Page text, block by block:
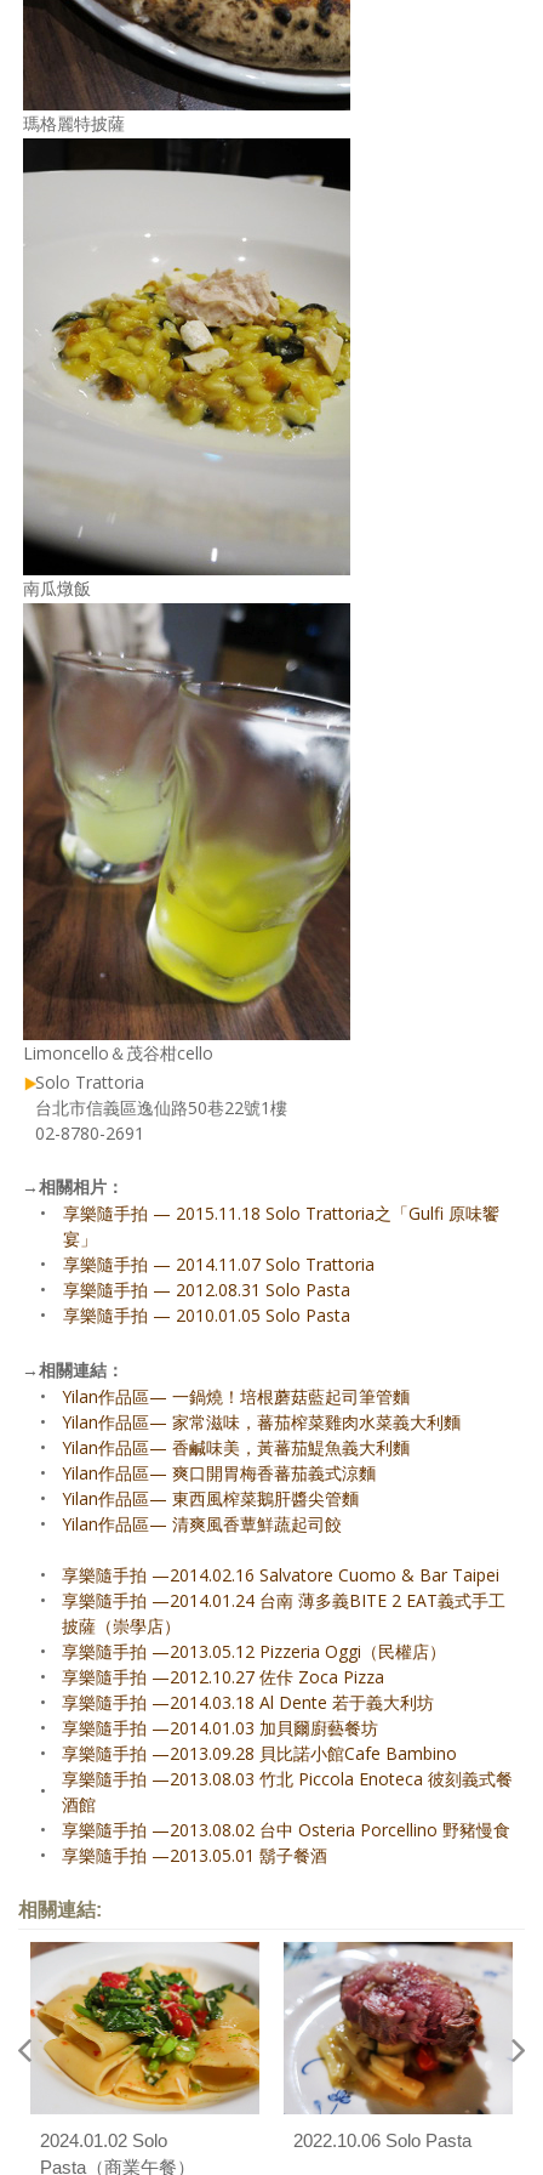
瑪格麗特披薩
南瓜燉飯
Limoncello＆茂谷柑cello
Solo Trattoria
台北市信義區逸仙路50巷22號1樓
02-8780-2691
→相關相片：
•
享樂隨手拍 — 2015.11.18 Solo Trattoria之「Gulfi 原味饗
宴」
•
享樂隨手拍 — 2014.11.07 Solo Trattoria
•
享樂隨手拍 — 2012.08.31 Solo Pasta
•
享樂隨手拍 — 2010.01.05 Solo Pasta
→相關連結：
•
Yilan作品區— 一鍋燒！培根蘑菇藍起司筆管麵
•
Yilan作品區— 家常滋味，蕃茄榨菜雞肉水菜義大利麵
•
Yilan作品區— 香鹹味美，黃蕃茄鯷魚義大利麵
•
Yilan作品區— 爽口開胃梅香蕃茄義式涼麵
•
Yilan作品區— 東西風榨菜鵝肝醬尖管麵
•
Yilan作品區— 清爽風香蕈鮮蔬起司餃
•
享樂隨手拍 —2014.02.16 Salvatore Cuomo & Bar Taipei
•
享樂隨手拍 —2014.01.24 台南 薄多義BITE 2 EAT義式手工
披薩（崇學店）
•
享樂隨手拍 —2013.05.12 Pizzeria Oggi（民權店）
•
享樂隨手拍 —2012.10.27 佐佧 Zoca Pizza
•
享樂隨手拍 —2014.03.18 Al Dente 若于義大利坊
•
享樂隨手拍 —2014.01.03 加貝爾廚藝餐坊
•
享樂隨手拍 —2013.09.28 貝比諾小館Cafe Bambino
•
享樂隨手拍 —2013.08.03 竹北 Piccola Enoteca 彼刻義式餐
酒館
•
享樂隨手拍 —2013.08.02 台中 Osteria Porcellino 野豬慢食
•
享樂隨手拍 —2013.05.01 鬍子餐酒
相關連結:
2024.01.02 Solo
Pasta（商業午餐）
2022.10.06 Solo Pasta